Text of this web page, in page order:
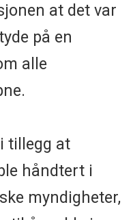
at det var
på en
alle
tillegg at
håndtert i
myndigheter,